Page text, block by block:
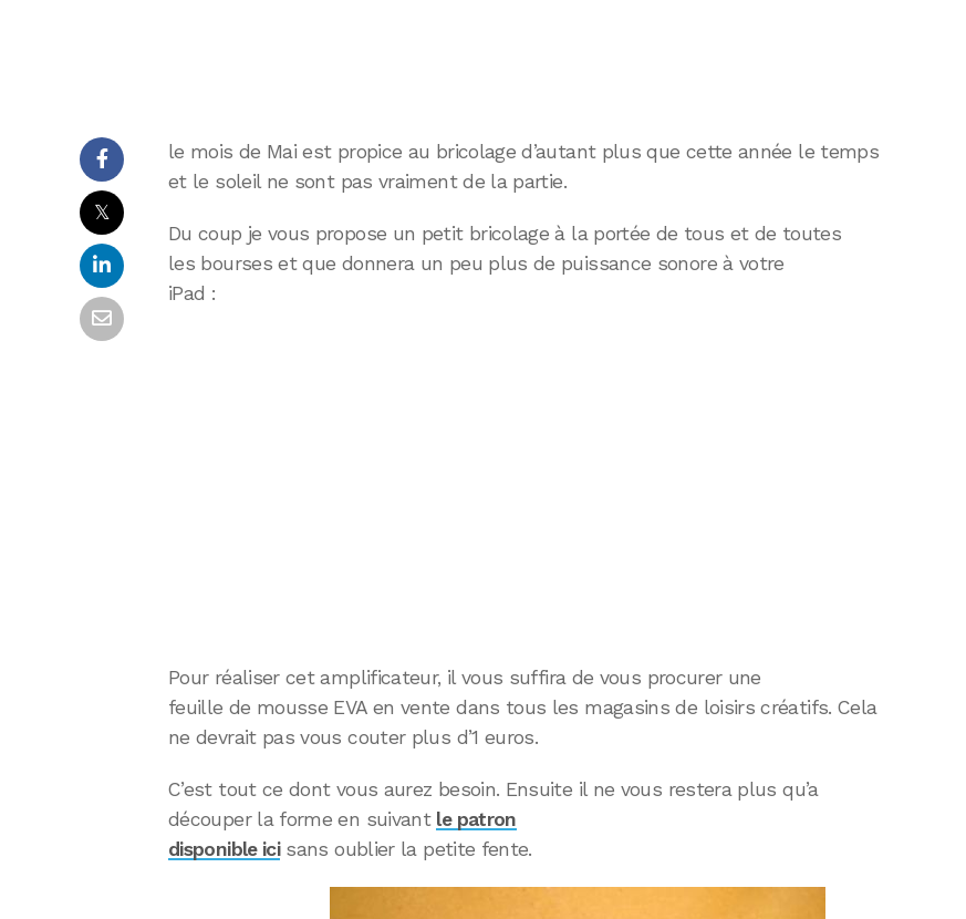
𝕏
le mois de Mai est propice au bricolage d’autant plus que cette année le temps
et le soleil ne sont pas vraiment de la partie.
Du coup je vous propose un petit bricolage à la portée de tous et de toutes
les bourses et que donnera un peu plus de puissance sonore à votre
iPad :
Pour réaliser cet amplificateur, il vous suffira de vous procurer une
feuille de mousse EVA en vente dans tous les magasins de loisirs créatifs. Cela
ne devrait pas vous couter plus d’1 euros.
C’est tout ce dont vous aurez besoin. Ensuite il ne vous restera plus qu’a
découper la forme en suivant le patron
disponible icisans oublier la petite fente.